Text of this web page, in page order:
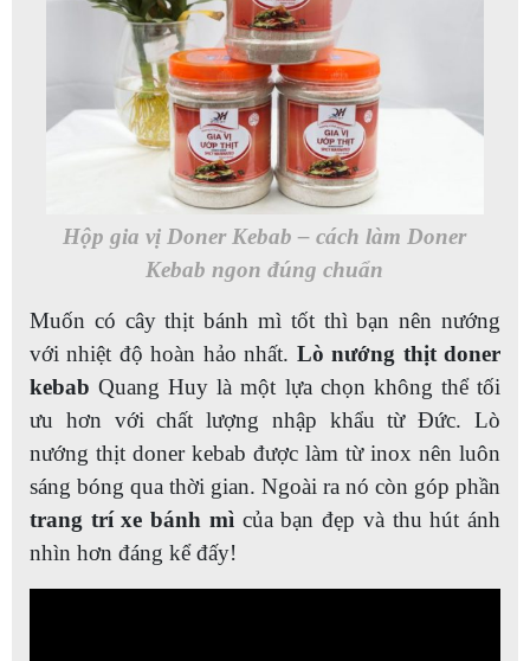
Hộp gia vị Doner Kebab – cách làm Doner
Kebab ngon đúng chuẩn
Muốn có cây thịt bánh mì tốt thì bạn nên nướng
với nhiệt độ hoàn hảo nhất. Lò nướng thịt doner
kebabQuang Huy là một lựa chọn không thể tối
ưu hơn với chất lượng nhập khẩu từ Đức. Lò
nướng thịt doner kebab được làm từ inox nên luôn
sáng bóng qua thời gian. Ngoài ra nó còn góp phần
trang trí xe bánh mì của bạn đẹp và thu hút ánh
nhìn hơn đáng kể đấy!